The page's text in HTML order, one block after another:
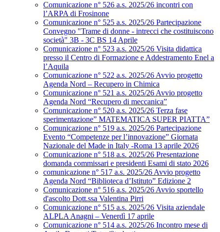
Comunicazione n° 526 a.s. 2025/26 incontri con
l’ARPA di Frosinone
Comunicazione n° 525 a.s. 2025/26 Partecipazione
Convegno "Trame di donne - intrecci che costituiscono
società" 3B - 3C BS 14 Aprile
Comunicazione n° 523 a.s. 2025/26 Visita didattica
presso il Centro di Formazione e Addestramento Enel a
l’Aquila
Comunicazione n° 522 a.s. 2025/26 Avvio progetto
Agenda Nord – Recupero in Chimica
Comunicazione n° 521 a.s. 2025/26 Avvio progetto
Agenda Nord “Recupero di meccanica”
Comunicazione n° 520 a.s. 2025/26 Terza fase
sperimentazione” MATEMATICA SUPER PIATTA”
Comunicazione n° 519 a.s. 2025/26 Partecipazione
Evento “Competenze per l’innovazione” Giornata
Nazionale del Made in Italy -Roma 13 aprile 2026
Comunicazione n° 518 a.s. 2025/26 Presentazione
domanda commissari e presidenti Esami di stato 2026
comunicazione n° 517 a.s. 2025/26 Avvio progetto
Agenda Nord “Biblioteca d’Istituto” Edizione 2
Comunicazione n° 516 a.s. 2025/26 Avvio sportello
d'ascolto Dott.ssa Valentina Pirri
Comunicazione n° 515 a.s. 2025/26 Visita aziendale
ALPLA Anagni – Venerdì 17 aprile
Comunicazione n° 514 a.s. 2025/26 Incontro mese di